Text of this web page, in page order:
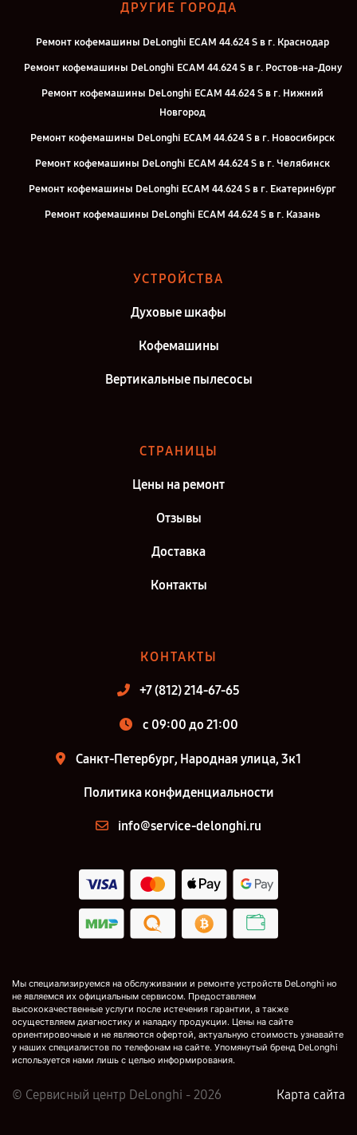
ДРУГИЕ ГОРОДА
Ремонт кофемашины DeLonghi ECAM 44.624 S в г. Краснодар
Ремонт кофемашины DeLonghi ECAM 44.624 S в г. Ростов-на-Дону
Ремонт кофемашины DeLonghi ECAM 44.624 S в г. Нижний
Новгород
Ремонт кофемашины DeLonghi ECAM 44.624 S в г. Новосибирск
Ремонт кофемашины DeLonghi ECAM 44.624 S в г. Челябинск
Ремонт кофемашины DeLonghi ECAM 44.624 S в г. Екатеринбург
Ремонт кофемашины DeLonghi ECAM 44.624 S в г. Казань
Ремонт кофемашины DeLonghi ECAM 44.624 S в г. Киров
Ремонт кофемашины DeLonghi ECAM 44.624 S в г. Москва
УСТРОЙСТВА
Духовые шкафы
Кофемашины
Вертикальные пылесосы
СТРАНИЦЫ
Цены на ремонт
Отзывы
Доставка
Контакты
КОНТАКТЫ
+7 (812) 214-67-65
c 09:00 до 21:00
Санкт-Петербург, Народная улица, 3к1
Политика конфиденциальности
info@service-delonghi.ru
Мы специализируемся на обслуживании и ремонте устройств DeLonghi но
не являемся их официальным сервисом. Предоставляем
высококачественные услуги после истечения гарантии, а также
осуществляем диагностику и наладку продукции. Цены на сайте
ориентировочные и не являются офертой, актуальную стоимость узнавайте
у наших специалистов по телефонам на сайте. Упомянутый бренд DeLonghi
используется нами лишь с целью информирования.
© Сервисный центр DeLonghi - 2026 Карта сайта